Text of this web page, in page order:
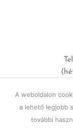
E-
A weboldalon
a lehető legjobb
további